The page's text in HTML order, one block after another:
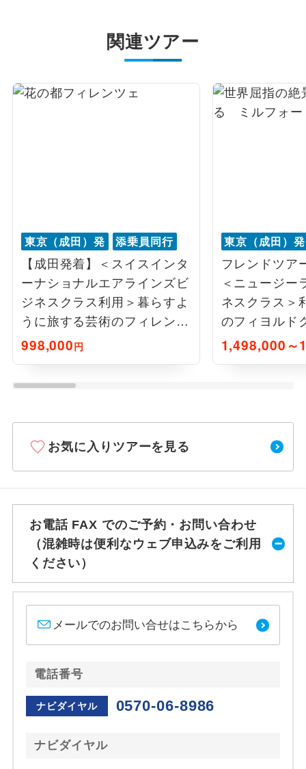
関連ツアー
東京（成田）発 添乗員同行
【成田発着】＜スイスインタ
ーナショナルエアラインズビ
ジネスクラス利用＞暮らすよ
うに旅する芸術のフィレンツ
ェ 7日間
998,000円
東京（成田）発
フレンドツア
＜ニュージー
ネスクラス
のフィヨルド
ーンズタウン
1,498,000～
お気に入りツアーを見る
お電話 FAX でのご予約・お問い合わせ
（混雑時は便利なウェブ申込みをご利用
ください）
メールでのお問い合せはこちらから
電話番号
ナビダイヤル 0570-06-8986
ナビダイヤル